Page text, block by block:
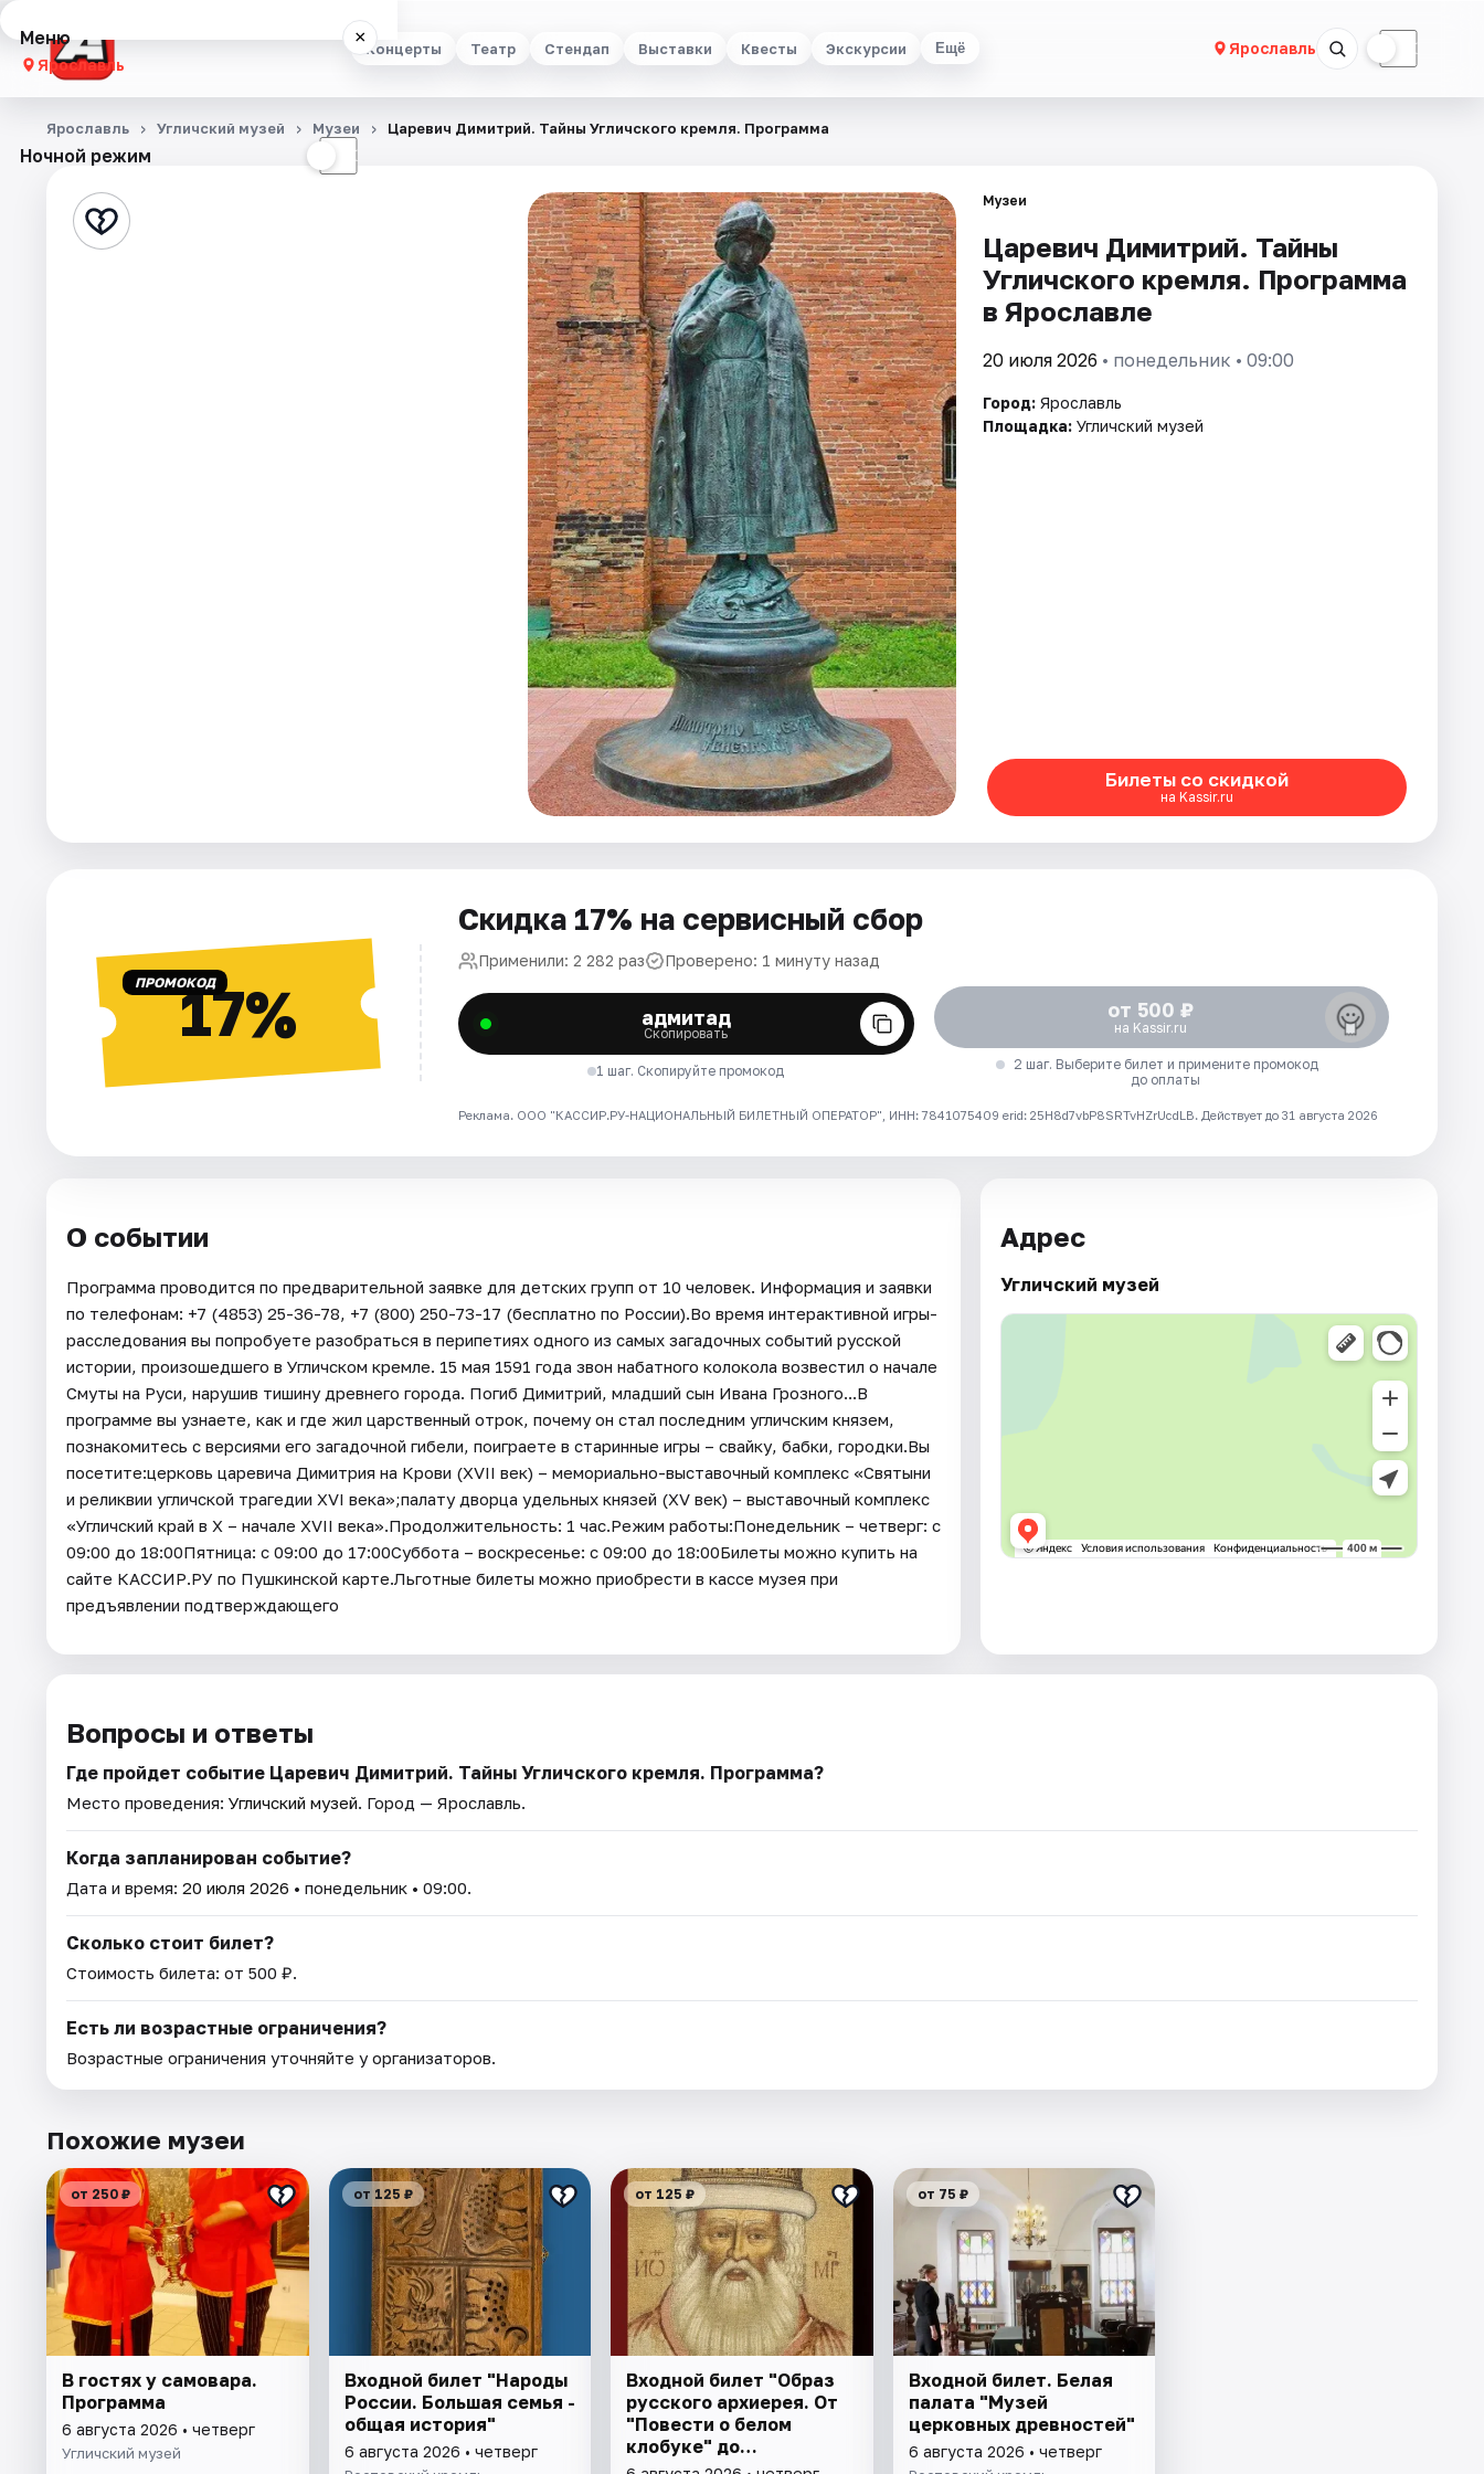
Концерты Театр Стендап Выставки Квесты Экскурсии Ещё Ярославль ☾
Меню ×
Ярославль
Концерты
Стендап
Ночной режим ☾
Ярославль Угличский музей Музеи Царевич Димитрий. Тайны Угличского кремля. Программа
Музеи
Царевич Димитрий. Тайны
Угличского кремля. Программа
в Ярославле
20 июля 2026 • понедельник • 09:00
Город: Ярославль
Площадка: Угличский музей
Билеты со скидкой
на Kassir.ru
ПРОМОКОД17%
Скидка 17% на сервисный сбор
Применили: 2 282 раз Проверено: 1 минуту назад
адмитад
Скопировать
1 шаг. Скопируйте промокод
от 500 ₽
на Kassir.ru
2 шаг. Выберите билет и примените промокод
до оплаты
Реклама. ООО "КАССИР.РУ-НАЦИОНАЛЬНЫЙ БИЛЕТНЫЙ ОПЕРАТОР", ИНН: 7841075409 erid: 25H8d7vbP8SRTvHZrUcdLB. Действует до 31 августа 2026
О событии
Программа проводится по предварительной заявке для детских групп от 10 человек. Информация и заявки
по телефонам: +7 (4853) 25-36-78, +7 (800) 250-73-17 (бесплатно по России).Во время интерактивной игры-
расследования вы попробуете разобраться в перипетиях одного из самых загадочных событий русской
истории, произошедшего в Угличском кремле. 15 мая 1591 года звон набатного колокола возвестил о начале
Смуты на Руси, нарушив тишину древнего города. Погиб Димитрий, младший сын Ивана Грозного...В
программе вы узнаете, как и где жил царственный отрок, почему он стал последним угличским князем,
познакомитесь с версиями его загадочной гибели, поиграете в старинные игры – свайку, бабки, городки.Вы
посетите:церковь царевича Димитрия на Крови (XVII век) – мемориально-выставочный комплекс «Святыни
и реликвии угличской трагедии XVI века»;палату дворца удельных князей (XV век) – выставочный комплекс
«Угличский край в X – начале XVII века».Продолжительность: 1 час.Режим работы:Понедельник – четверг: с
09:00 до 18:00Пятница: с 09:00 до 17:00Суббота – воскресенье: с 09:00 до 18:00Билеты можно купить на
сайте КАССИР.РУ по Пушкинской карте.Льготные билеты можно приобрести в кассе музея при
предъявлении подтверждающего
Адрес
Угличский музей
Вопросы и ответы
Где пройдет событие Царевич Димитрий. Тайны Угличского кремля. Программа?
Место проведения: Угличский музей. Город — Ярославль.
Когда запланирован событие?
Дата и время: 20 июля 2026 • понедельник • 09:00.
Сколько стоит билет?
Стоимость билета: от 500 ₽.
Есть ли возрастные ограничения?
Возрастные ограничения уточняйте у организаторов.
Похожие музеи
от 250 ₽
В гостях у самовара.
Программа
6 августа 2026 • четверг
Угличский музей
от 125 ₽
Входной билет "Народы
России. Большая семья -
общая история"
6 августа 2026 • четверг
от 125 ₽
Входной билет "Образ
русского архиерея. От
"Повести о белом
клобуке" до
восстановления
от 75 ₽
Входной билет. Белая
палата "Музей
церковных древностей"
6 августа 2026 • четверг